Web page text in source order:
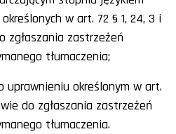
w art. 72 § 1, 24, 3 i
zgłaszania zastrzeżeń
tłumaczenia;
uprawnieniu określonym w art.
do zgłaszania zastrzeżeń
tłumaczenia.